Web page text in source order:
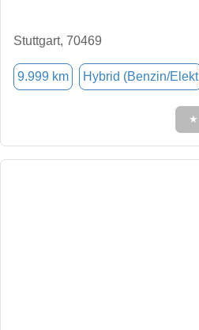
Stuttgart, 70469
9.999 km Hybrid (Benzin/Elekt
★